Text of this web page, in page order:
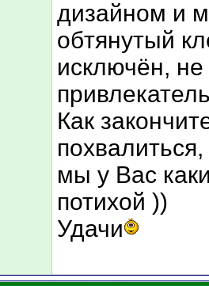
дизайном и
обтянутый
исключён,
Как
мы у Вас
потихой ))
Удачи